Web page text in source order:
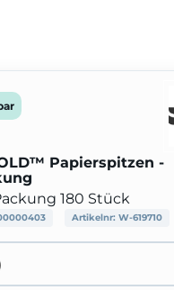
Papierspitzen -
180 Stück
Artikelnr: W-619710